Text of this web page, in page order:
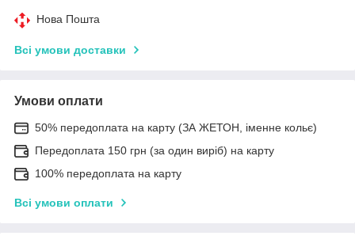
Нова Пошта
Всі умови доставки
Умови оплати
50% передоплата на карту (ЗА ЖЕТОН, іменне кольє)
Передоплата 150 грн (за один виріб) на карту
100% передоплата на карту
Всі умови оплати